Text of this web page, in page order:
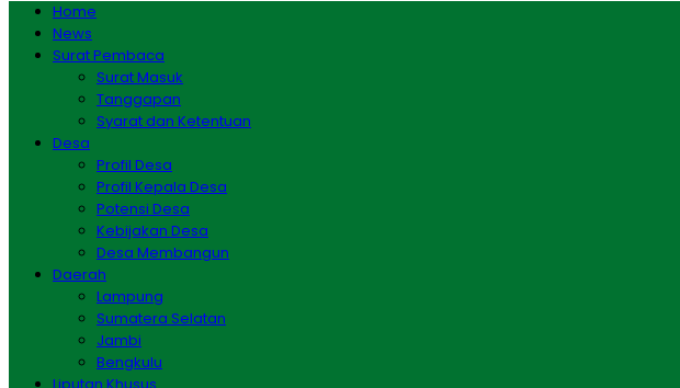
Home
News
Surat Pembaca
Surat Masuk
Tanggapan
Syarat dan Ketentuan
Desa
Profil Desa
Profil Kepala Desa
Potensi Desa
Kebijakan Desa
Desa Membangun
Daerah
Lampung
Sumatera Selatan
Jambi
Bengkulu